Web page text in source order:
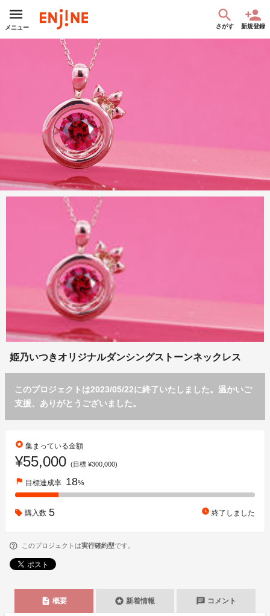
メニュー さがす 新規登録
姫乃いつきオリジナルダンシングストーンネックレス
このプロジェクトは2023/05/22に終了いたしました。温かいご
支援、ありがとうございました。
stars 集まっている金額
¥55,000 (目標 ¥300,000)
flag 目標達成率 18%
購入数 5 watch_later 終了しました
このプロジェクトは実行確約型です。
description 概要 stars 新着情報 chat コメント